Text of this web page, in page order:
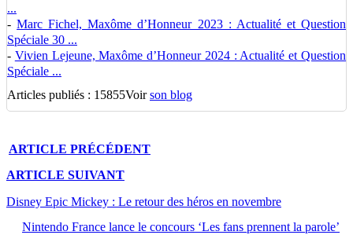
...
-Marc Fichel, Maxôme d’Honneur 2023 : Actualité et Question
Spéciale 30 ...
- Vivien Lejeune, Maxôme d’Honneur 2024 : Actualité et Question
Spéciale ...
Articles publiés : 15855Voirson blog
ARTICLE PRÉCÉDENT
ARTICLE SUIVANT
Disney Epic Mickey : Le retour des héros en novembre
Nintendo France lance le concours ‘Les fans prennent la parole’